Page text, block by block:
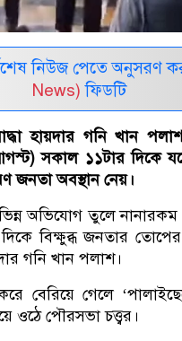
নিউজ পেতে অনুসরণ
News) ফিডটি
হায়দার গনি খান
সকাল ১১টার দিকে
জনতা অবস্থান নেয়।
অভিযোগ তুলে নানারকম
বিক্ষুব্ধ জনতার
গনি খান পলাশ।
বেরিয়ে গেলে
ওঠে পৌরসভা চত্ত্বর।